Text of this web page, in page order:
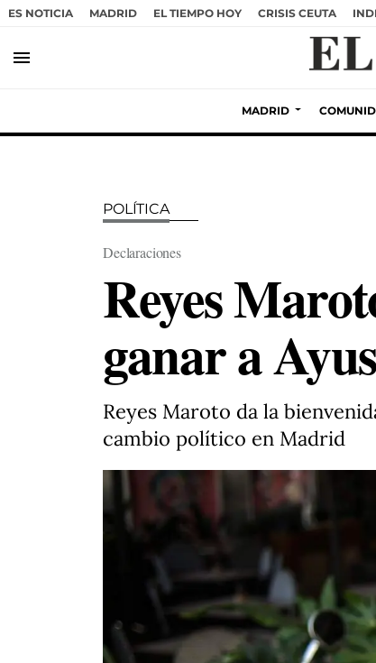
ES NOTICIA MADRID EL TIEMPO HOY CRISIS CEUTA
menu
MADRID
POLÍTICA
Declaraciones
Reyes
ganar a
Reyes Maroto da la
cambio político en Madrid